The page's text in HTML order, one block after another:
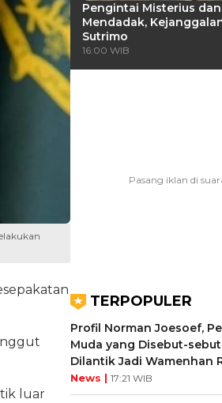
luar
Pengintai Misterius dan
Mendadak,
Sutrimo
16:00 WIB
TERPOPULER
Profil Norman Joesoef,
Muda yang Disebut-
Dilantik Jadi Wamenhan
News | 17:21 WIB